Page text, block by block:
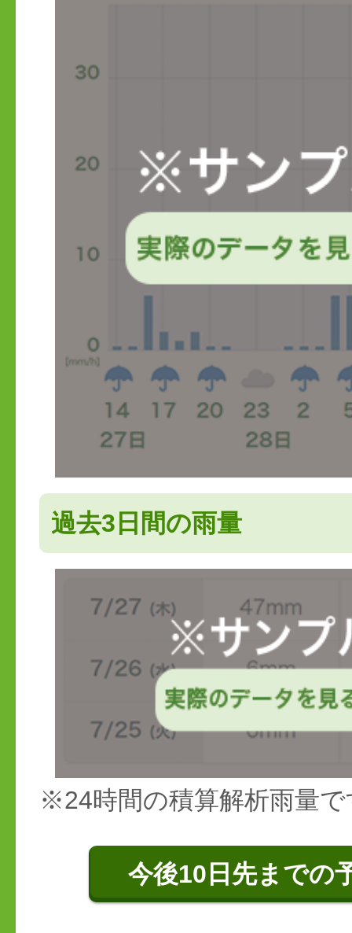
過去3日間の雨量
※24時間の積算解析雨量で
今後10日先までの